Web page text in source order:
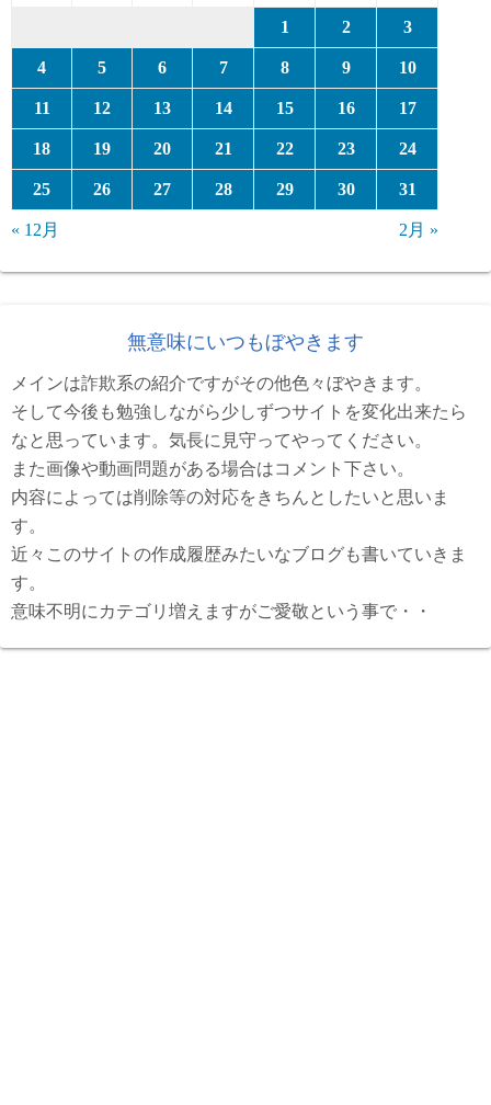
1 2 3
4 5 6 7 8 9 10
11 12 13 14 15 16 17
18 19 20 21 22 23 24
25 26 27 28 29 30 31
« 12月 2月 »
無意味にいつもぼやきます
メインは詐欺系の紹介ですがその他色々ぼやきます。
そして今後も勉強しながら少しずつサイトを変化出来たら
なと思っています。気長に見守ってやってください。
また画像や動画問題がある場合はコメント下さい。
内容によっては削除等の対応をきちんとしたいと思いま
す。
近々このサイトの作成履歴みたいなブログも書いていきま
す。
意味不明にカテゴリ増えますがご愛敬という事で・・